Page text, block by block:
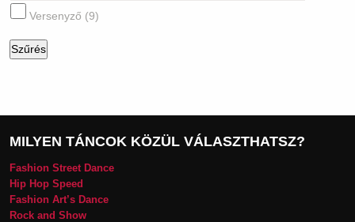
Versenyző (9)
MILYEN TÁNCOK KÖZÜL VÁLASZTHATSZ?
Fashion Street Dance
Hip Hop Speed
Fashion Art’s Dance
Rock and Show